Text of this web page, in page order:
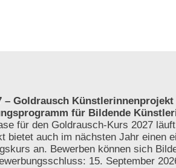
– Goldrausch
für Bildende
für den Goldrausch-Kurs 2027
bietet auch im nächsten Jahr einen
an. Bewerben können sich
15. September